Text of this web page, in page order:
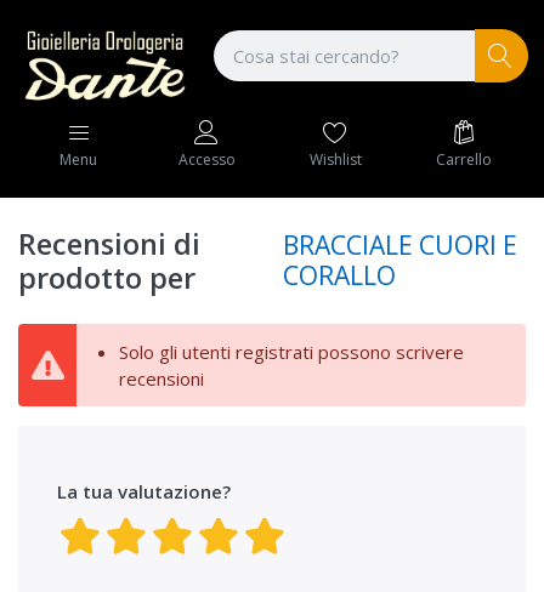
Menu Accesso Wishlist Carrello
Recensioni di
prodotto per
BRACCIALE CUORI E
CORALLO
Solo gli utenti registrati possono scrivere
recensioni
La tua valutazione?